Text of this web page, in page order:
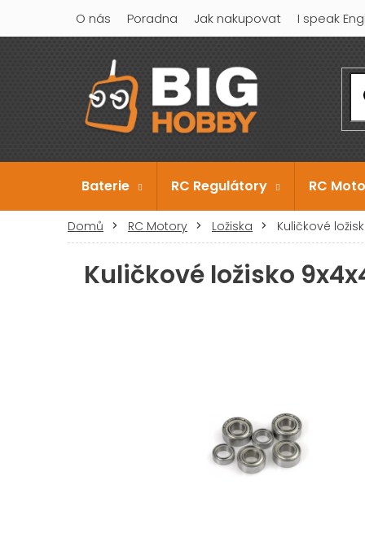
obsah
O nás Poradna Jak nakupovat I speak
Baterie RC Regulátory RC
Domů RC Motory Ložiska Kuličkové
Kuličkové ložisko